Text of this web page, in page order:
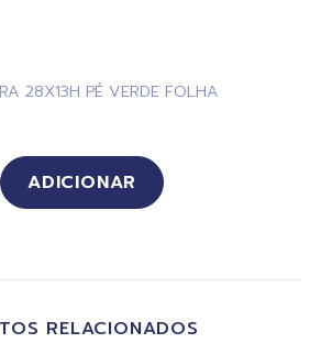
28X13H PÉ VERDE FOLHA
ADICIONAR
RELACIONADOS